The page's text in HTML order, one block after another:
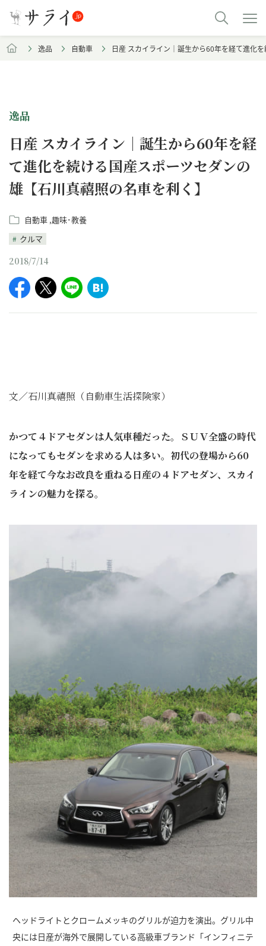
逸品 自動車 日産 スカイライン｜誕生から60年を経て進化
逸品
日産 スカイライン｜誕生から60年を経
て進化を続ける国産スポーツセダンの
雄【石川真禧照の名車を利く】
自動車 趣味･教養
クルマ
2018/7/14
文／石川真禧照（自動車生活探険家）
かつて４ドアセダンは人気車種だった。ＳＵＶ全盛の時代
になってもセダンを求める人は多い。初代の登場から60
年を経て今なお改良を重ねる日産の４ドアセダン、スカイ
ラインの魅力を探る。
ヘッドライトとクロームメッキのグリルが迫力を演出。グリル中
央には日産が海外で展開している高級車ブランド「インフィニテ